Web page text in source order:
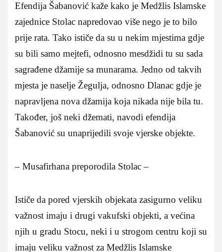
Efendija Šabanović kaže kako je Medžlis Islamske
zajednice Stolac napredovao više nego je to bilo
prije rata. Tako ističe da su u nekim mjestima gdje
su bili samo mejtefi, odnosno mesdžidi tu su sada
sagrađene džamije sa munarama. Jedno od takvih
mjesta je naselje Žegulja, odnosno Dlanac gdje je
napravljena nova džamija koja nikada nije bila tu.
Također, još neki džemati, navodi efendija
Šabanović su unaprijedili svoje vjerske objekte.
– Musafirhana preporodila Stolac –
Ističe da pored vjerskih objekata zasigurno veliku
važnost imaju i drugi vakufski objekti, a većina
njih u gradu Stocu, neki i u strogom centru koji su
imaju veliku važnost za Medžlis Islamske